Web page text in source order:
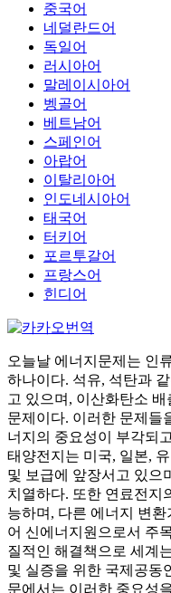
중국어
네덜란드어
독일어
러시아어
말레이시아어
벵골어
베트남어
스페인어
아랍어
이탈리아어
인도네시아어
태국어
터키어
포르투갈어
프랑스어
힌디어
오늘날 에너지문제는 인
하나이다. 석유, 석탄과
고 있으며, 이산화탄소
문제이다. 이러한 문제들
너지의 중요성이 부각되
태양전지는 미국, 일본,
및 보급에 앞장서고 있으
치열하다. 또한 연료전지
능하며, 다른 에너지 변
어 신에너지원으로서 주
질적인 해결책으로 세계
및 실증을 위한 국제공동
문에서는 이러한 중요성